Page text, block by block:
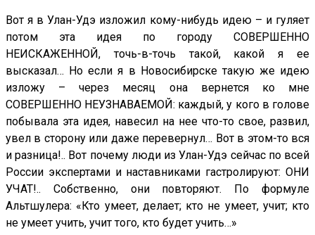
Вот я в Улан-Удэ изложил кому-нибудь идею – и гуляет
потом эта идея по городу СОВЕРШЕННО
НЕИСКАЖЕННОЙ, точь-в-точь такой, какой я ее
высказал… Но если я в Новосибирске такую же идею
изложу – через месяц она вернется ко мне
СОВЕРШЕННО НЕУЗНАВАЕМОЙ: каждый, у кого в голове
побывала эта идея, навесил на нее что-то свое, развил,
увел в сторону или даже перевернул… Вот в этом-то вся
и разница!.. Вот почему люди из Улан-Удэ сейчас по всей
России экспертами и наставниками гастролируют: ОНИ
УЧАТ!.. Собственно, они повторяют. По формуле
Альтшулера: «Кто умеет, делает; кто не умеет, учит; кто
не умеет учить, учит того, кто будет учить…»